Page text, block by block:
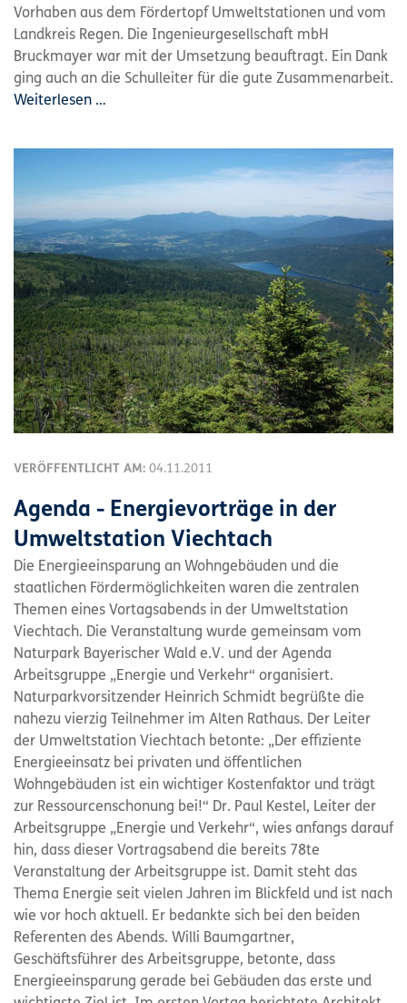
Vorhaben aus dem Fördertopf Umweltstationen und vom
Landkreis Regen. Die Ingenieurgesellschaft mbH
Bruckmayer war mit der Umsetzung beauftragt. Ein Dank
ging auch an die Schulleiter für die gute Zusammenarbeit.
Weiterlesen …
VERÖFFENTLICHT AM: 04.11.2011
Agenda - Energievorträge in der
Umweltstation Viechtach
Die Energieeinsparung an Wohngebäuden und die
staatlichen Fördermöglichkeiten waren die zentralen
Themen eines Vortagsabends in der Umweltstation
Viechtach. Die Veranstaltung wurde gemeinsam vom
Naturpark Bayerischer Wald e.V. und der Agenda
Arbeitsgruppe „Energie und Verkehr“ organisiert.
Naturparkvorsitzender Heinrich Schmidt begrüßte die
nahezu vierzig Teilnehmer im Alten Rathaus. Der Leiter
der Umweltstation Viechtach betonte: „Der effiziente
Energieeinsatz bei privaten und öffentlichen
Wohngebäuden ist ein wichtiger Kostenfaktor und trägt
zur Ressourcenschonung bei!“ Dr. Paul Kestel, Leiter der
Arbeitsgruppe „Energie und Verkehr“, wies anfangs darauf
hin, dass dieser Vortragsabend die bereits 78te
Veranstaltung der Arbeitsgruppe ist. Damit steht das
Thema Energie seit vielen Jahren im Blickfeld und ist nach
wie vor hoch aktuell. Er bedankte sich bei den beiden
Referenten des Abends. Willi Baumgartner,
Geschäftsführer des Arbeitsgruppe, betonte, dass
Energieeinsparung gerade bei Gebäuden das erste und